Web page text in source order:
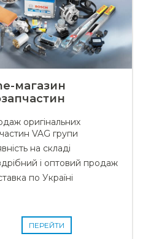
магазин
оригінальних
VAG групи
на складі
і оптовий продаж
по Україні
ПЕРЕЙТИ